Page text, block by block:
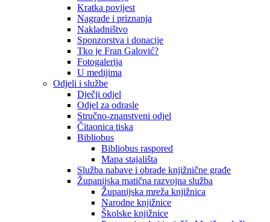
Kratka povijest
Nagrade i priznanja
Nakladništvo
Sponzorstva i donacije
Tko je Fran Galović?
Fotogalerija
U medijima
Odjeli i službe
Dječji odjel
Odjel za odrasle
Stručno-znanstveni odjel
Čitaonica tiska
Bibliobus
Bibliobus raspored
Mapa stajališta
Služba nabave i obrade knjižnične građe
Županijska matična razvojna služba
Županijska mreža knjižnica
Narodne knjižnice
Školske knjižnice